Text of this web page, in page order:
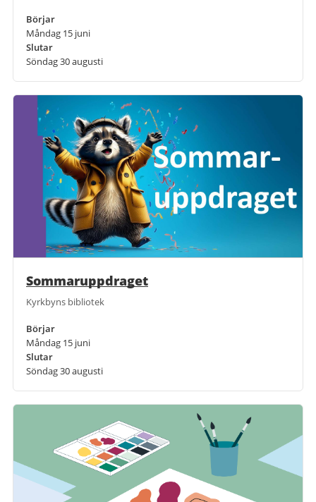
Börjar
Måndag 15 juni
Slutar
Söndag 30 augusti
Sommaruppdraget
Kyrkbyns bibliotek
Börjar
Måndag 15 juni
Slutar
Söndag 30 augusti